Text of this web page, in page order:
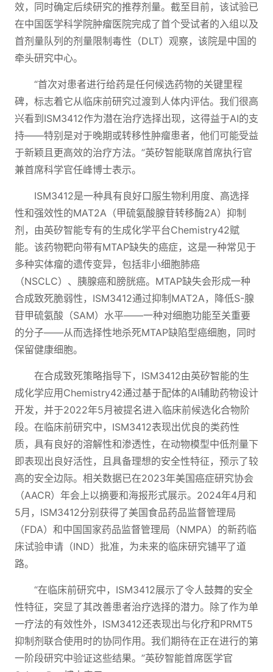
效，同时确定后续研究的推荐剂量。截至目前，该试验已
在中国医学科学院肿瘤医院完成了首个受试者的入组以及
首剂量队列的剂量限制毒性（DLT）观察，该院是中国的
牵头研究中心。
“首次对患者进行给药是任何候选药物的关键里程
碑，标志着它从临床前研究过渡到人体内评估。我们很高
兴看到ISM3412作为潜在治疗选择出现，这得益于AI的支
持——特别是对于晚期或转移性肿瘤患者，他们可能受益
于新颖且更高效的治疗方法。”英矽智能联席首席执行官
兼首席科学官任峰博士表示。
ISM3412是一种具有良好口服生物利用度、高选择
性和强效性的MAT2A（甲硫氨酸腺苷转移酶2A）抑制
剂，由英矽智能专有的生成化学平台Chemistry42赋
能。该药物靶向带有MTAP缺失的癌症，这是一种常见于
多种实体瘤的遗传变异，包括非小细胞肺癌
（NSCLC）、胰腺癌和膀胱癌。MTAP缺失会形成一种
合成致死脆弱性，ISM3412通过抑制MAT2A，降低S-腺
苷甲硫氨酸（SAM）水平——一种对细胞功能至关重要
的分子——从而选择性地杀死MTAP缺陷型癌细胞，同时
保留健康细胞。
在合成致死策略指导下，ISM3412由英矽智能的生
成化学应用Chemistry42通过基于配体的AI辅助药物设计
开发，并于2022年5月被提名进入临床前候选化合物阶
段。在临床前研究中，ISM3412表现出优良的类药性
质，具有良好的溶解性和渗透性，在动物模型中低剂量下
即表现出良好活性，且具备理想的安全性特征，预示了较
高的安全边际。相关数据已在2023年美国癌症研究协会
（AACR）年会上以摘要和海报形式展示。2024年4月和
5月，ISM3412分别获得了美国食品药品监督管理局
（FDA）和中国国家药品监督管理局（NMPA）的新药临
床试验申请（IND）批准，为未来的临床研究铺平了道
路。
“在临床前研究中，ISM3412展示了令人鼓舞的安全
性特征，突显了其改善患者治疗选择的潜力。除了作为单
一疗法的有效性外，ISM3412还表现出与化疗和PRMT5
抑制剂联合使用时的协同作用。我们期待在正在进行的第
一阶段研究中验证这些结果。”英矽智能首席医学官